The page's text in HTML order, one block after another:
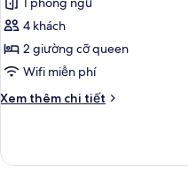
Accessible,
Tub)
ảnh
Phòng,
2
giường
queen
4 khách
2 giường cỡ queen
Wifi miễn phí
Xem thêm chi tiết
Chi
Phòng,